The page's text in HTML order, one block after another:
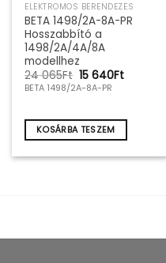
ELEKTROMOS BERENDEZÉS
BETA 1498/2A-8A-PR
Hosszabbító a
1498/2A/4A/8A
modellhez
24 065Ft Original
price
was:
065Ft.
15 640FtCurrent
640Ft.
BETA 1498/2A-8A-PR
KOSÁRBA TESZEM